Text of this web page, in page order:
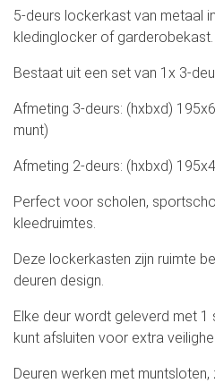
5-deurs lockerkast van metaal
kledinglocker of garderobekast.
Bestaat uit een set van 1x 3-
Afmeting 3-deurs: (hxbxd)
munt)
Afmeting 2-deurs: (hxbxd)
Perfect voor scholen,
kleedruimtes.
Deze lockerkasten zijn ruimte
deuren design.
Elke deur wordt geleverd met
kunt afsluiten voor extra
Deuren werken met